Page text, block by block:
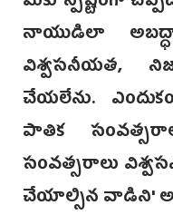
నాయుడిలా
విశ్వసనీయత,
చేయలేను.
పాతిక
సంవత్సరాలు
చేయాల్సిన వాడిని'